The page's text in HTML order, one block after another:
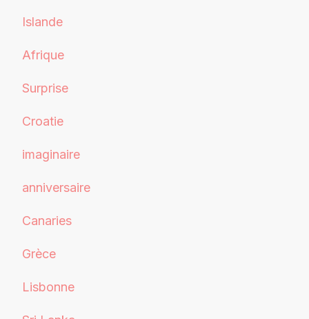
Islande
Afrique
Surprise
Croatie
imaginaire
anniversaire
Canaries
Grèce
Lisbonne